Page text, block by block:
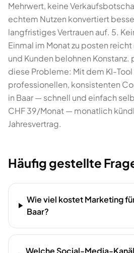
Mehrwert, keine
echtem Nutzen konvertiert
langfristiges Vertrauen auf. 5.
Einmal im Monat zu posten
und Kunden belohnen Konstanz.
diese Probleme: Mit dem KI-
professionellen, konsistenten
in Baar — schnell und einfach
CHF 39/Monat — monatlich
Jahresvertrag.
Häufig gestellte
Wie viel kostet Marketing
Baar?
Welche Social-Media-